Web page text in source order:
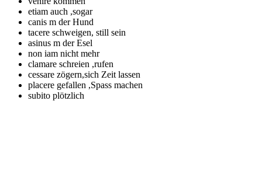
etiam auch ,sogar
canis m der Hund
tacere schweigen, still sein
asinus m der Esel
non iam nicht mehr
clamare schreien ,rufen
cessare zögern,sich Zeit lassen
placere gefallen ,Spass machen
subito plötzlich